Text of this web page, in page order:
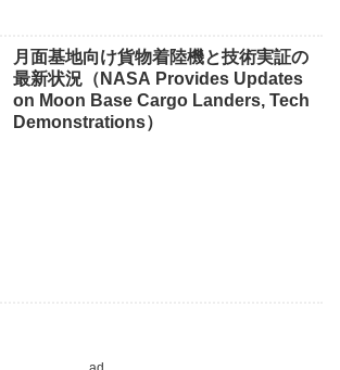
月面基地向け貨物着陸機と技術実証の
最新状況（NASA Provides Updates
on Moon Base Cargo Landers, Tech
Demonstrations）